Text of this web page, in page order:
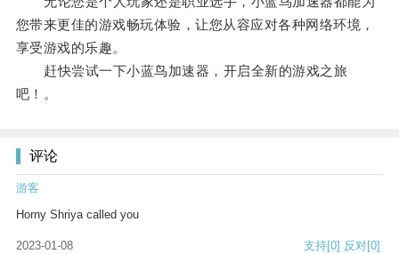
您带来更佳的游戏畅玩体验，让您从容应对各种网络环境，
享受游戏的乐趣。
赶快尝试一下小蓝鸟加速器，开启全新的游戏之旅
吧！。
评论
游客
Horny Shriya called you
2023-01-08 支持[0] 反对[0]